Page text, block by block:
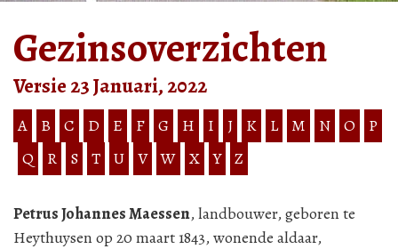
Gezinsoverzichten
Versie 23 Januari, 2022
A B C D E F G H I J K L M N O
P
Q
R S T U V W X Y Z
Petrus Johannes Maessen, landbouwer, geboren te
Heythuysen op 20 maart 1843, wonende aldaar,